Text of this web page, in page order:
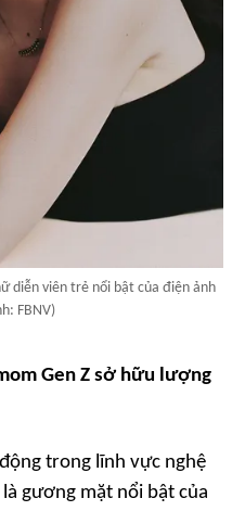
diễn viên trẻ nổi bật của điện ảnh
FBNV)
Gen Z sở hữu lượng
trong lĩnh vực nghệ
là gương mặt nổi bật của